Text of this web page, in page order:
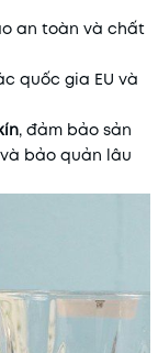
an toàn và chất
quốc gia EU và
, đảm bảo sản
bảo quản lâu